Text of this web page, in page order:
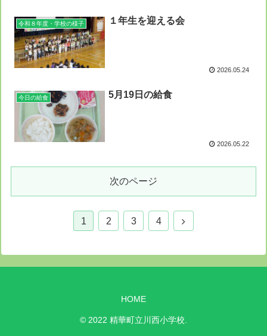
令和８年度・学校の様子 １年生を迎える会
2026.05.24
今日の給食 5月19日の給食
2026.05.22
次のページ
1 2 3 4
HOME
© 2022 精華町立川西小学校.